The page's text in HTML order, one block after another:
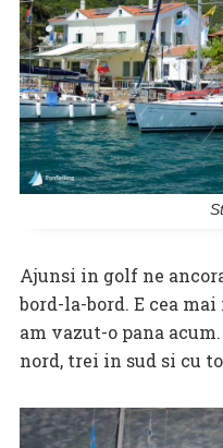
Ajunsi in golf ne
bord-la-bord. E cea
am vazut-o pana
nord, trei in sud si cu